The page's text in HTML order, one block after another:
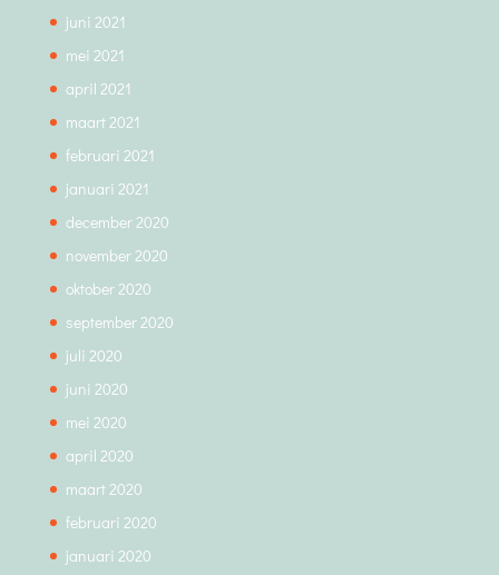
juni 2021
mei 2021
april 2021
maart 2021
februari 2021
januari 2021
december 2020
november 2020
oktober 2020
september 2020
juli 2020
juni 2020
mei 2020
april 2020
maart 2020
februari 2020
januari 2020